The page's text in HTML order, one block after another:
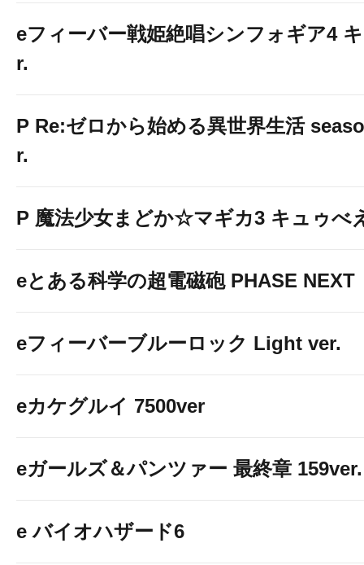
eフィーバー戦姫絶唱シンフォギア4
r.
P Re:ゼロから始める異世界生活
r.
P 魔法少女まどか☆マギカ3 キュゥべ
eとある科学の超電磁砲 PHASE NEXT
eフィーバーブルーロック Light ver.
eカケグルイ 7500ver
eガールズ＆パンツァー 最終章 159ver.
e バイオハザード6